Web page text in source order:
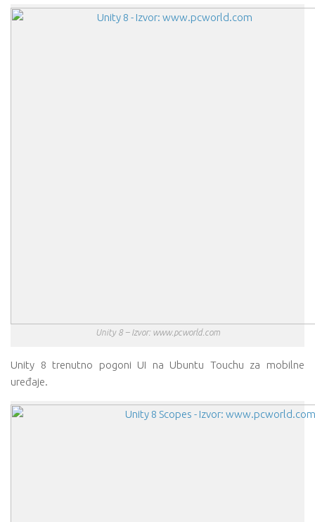
Unity 8 – Izvor: www.pcworld.com
Unity 8 trenutno pogoni UI na Ubuntu Touchu za mobilne
uređaje.